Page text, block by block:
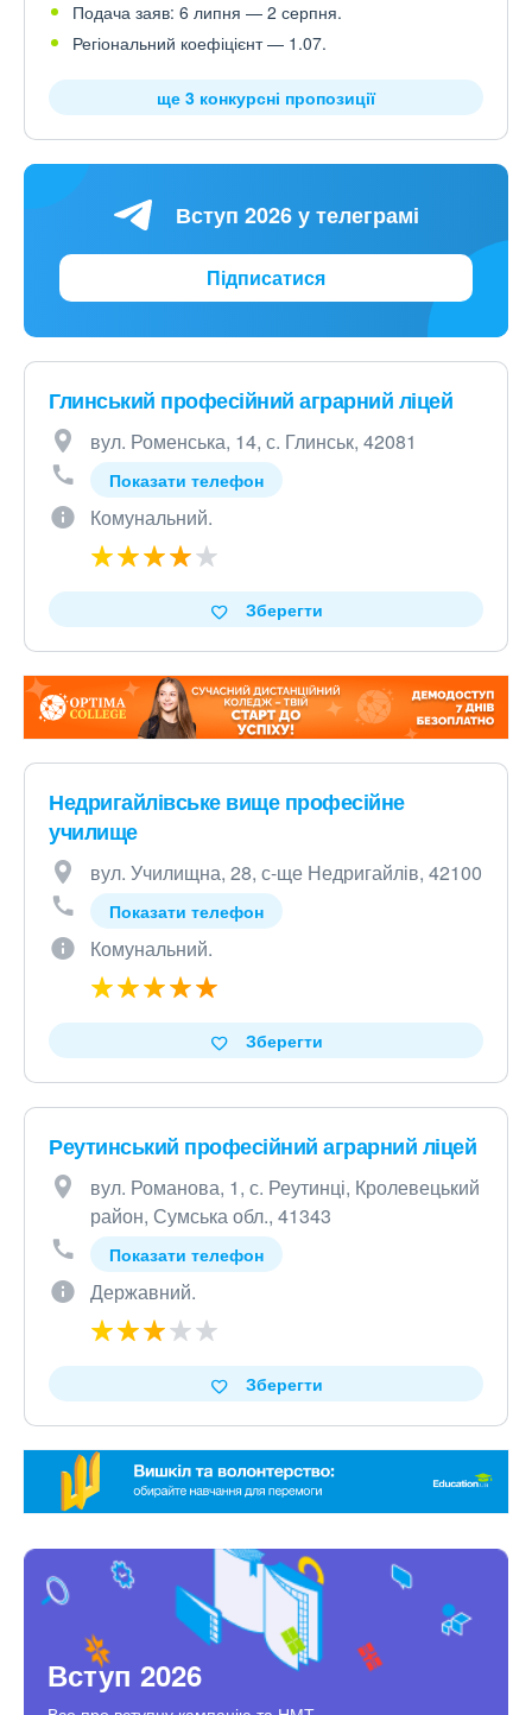
Подача заяв: 6 липня — 2 серпня.
Регіональний коефіцієнт — 1.07.
ще 3 конкурсні пропозиції
Вступ 2026 у телеграмі
Підписатися
Глинський професійний аграрний ліцей
вул. Роменська, 14, с. Глинськ, 42081
Показати телефон
Комунальний.
Зберегти
Недригайлівське вище професійне
училище
вул. Училищна, 28, с-ще Недригайлів, 42100
Показати телефон
Комунальний.
Зберегти
Реутинський професійний аграрний ліцей
вул. Романова, 1, с. Реутинці, Кролевецький
район, Сумська обл., 41343
Показати телефон
Державний.
Зберегти
Вступ 2026